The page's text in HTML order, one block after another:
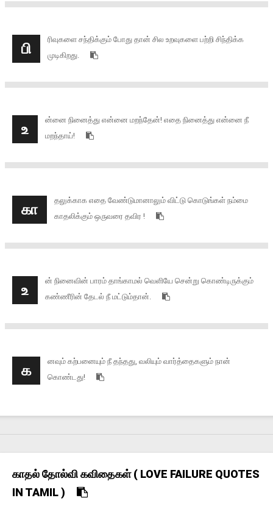
பி
ரிவுகளை சந்திக்கும் போது தான் சில உறவுகளை பற்றி சிந்திக்க
முடிகிறது.
உ
ன்னை நினைத்து என்னை மறந்தேன்! எதை நினைத்து என்னை நீ
மறந்தாய்!
கா
தலுக்காக எதை வேண்டுமானாலும் விட்டு கொடுங்கள் நம்மை
காதலிக்கும் ஒருவரை தவிர !
உ
ன் நினைவின் பாரம் தாங்காமல் வெளியே சென்று கொண்டிருக்கும்
கண்ணீரின் தேடல் நீ மட்டும்தான்.
க
னவும் கற்பனையும் நீ தந்தது, வலியும் வார்த்தைகளும் நான்
கொண்டது!
காதல் தோல்வி கவிதைகள் ( LOVE FAILURE QUOTES
IN TAMIL )